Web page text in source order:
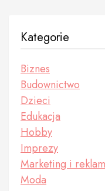
Kategorie
Biznes
Budownictwo
Dzieci
Edukacja
Hobby
Imprezy
Marketing i
Moda